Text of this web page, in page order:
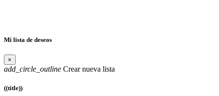
Mi lista de deseos
×
add_circle_outline Crear nueva lista
((title))